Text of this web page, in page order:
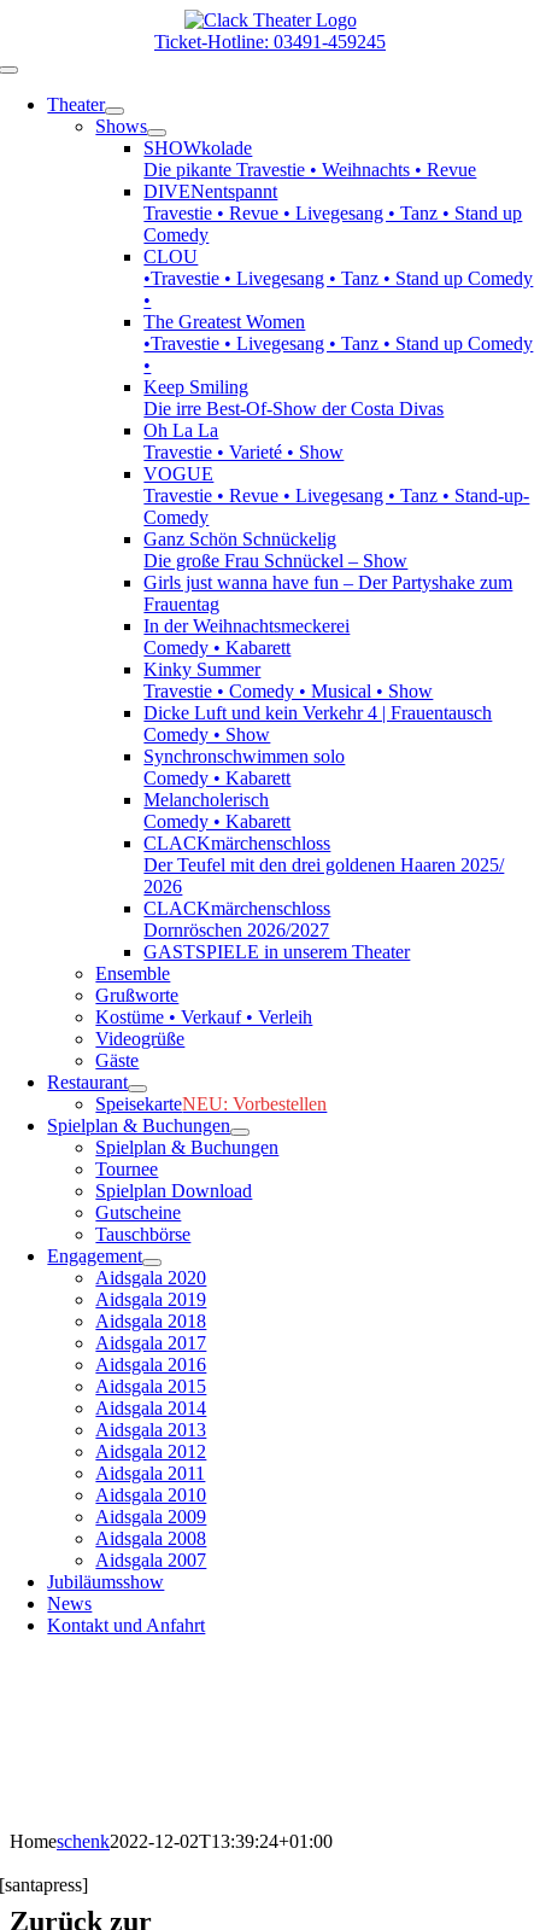
springen
Ticket-Hotline: 03491-459245
Toggle
NavigationTheater
Shows
SHOWkolade
Die pikante Travestie • Weihnachts • Revue
DIVENentspannt
Travestie • Revue • Livegesang • Tanz • Stand up
Comedy
CLOU
•Travestie • Livegesang • Tanz • Stand up Comedy
•
The Greatest Women
•Travestie • Livegesang • Tanz • Stand up Comedy
•
Keep Smiling
Die irre Best-Of-Show der Costa Divas
Oh La La
Travestie • Varieté • Show
VOGUE
Travestie • Revue • Livegesang • Tanz • Stand-up-
Comedy
Ganz Schön Schnückelig
Die große Frau Schnückel – Show
Girls just wanna have fun – Der Partyshake zum
Frauentag
In der Weihnachtsmeckerei
Comedy • Kabarett
Kinky Summer
Travestie • Comedy • Musical • Show
Dicke Luft und kein Verkehr 4 | Frauentausch
Comedy • Show
Synchronschwimmen solo
Comedy • Kabarett
Melancholerisch
Comedy • Kabarett
CLACKmärchenschloss
Der Teufel mit den drei goldenen Haaren 2025/
2026
CLACKmärchenschloss
Dornröschen 2026/2027
GASTSPIELE in unserem Theater
Ensemble
Grußworte
Kostüme • Verkauf • Verleih
Videogrüße
Gäste
Restaurant
SpeisekarteNEU: Vorbestellen
Spielplan & Buchungen
Spielplan & Buchungen
Tournee
Spielplan Download
Gutscheine
Tauschbörse
Engagement
Aidsgala 2020
Aidsgala 2019
Aidsgala 2018
Aidsgala 2017
Aidsgala 2016
Aidsgala 2015
Aidsgala 2014
Aidsgala 2013
Aidsgala 2012
Aidsgala 2011
Aidsgala 2010
Aidsgala 2009
Aidsgala 2008
Aidsgala 2007
Jubiläumsshow
News
Kontakt und Anfahrt
Homeschenk2022-12-02T13:39:24+01:00
[santapress]
Zurück zur